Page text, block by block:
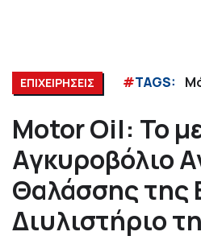
ΕΠΙΧΕΙΡΗΣΕΙΣ #TAGS:
Motor Oil: Το
Αγκυροβόλιο
Θαλάσσης της
Διυλιστήριο